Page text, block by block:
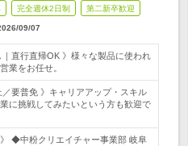
完全週休2日制 第二新卒歓迎
09/07
｜直行直帰OK 》様々な製品に使われ
業をお任せ。
要普免 》キャリアアップ・スキル
に挑戦してみたいという方も歓迎で
》 ◆中粉クリエイチャー事業部 岐阜